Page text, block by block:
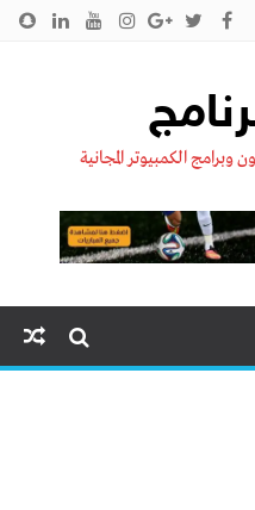
وبرامج الكمبيوتر المجانية